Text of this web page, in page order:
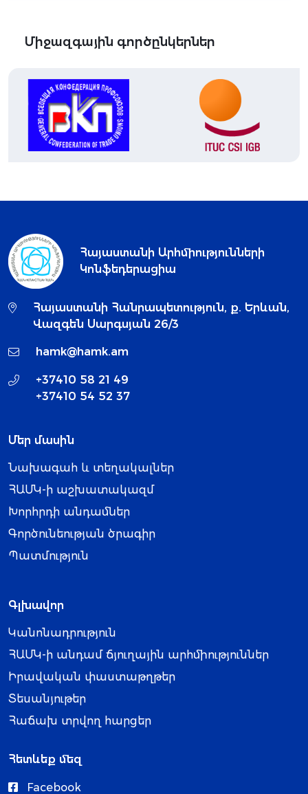
Միջազգային գործընկերներ
Հայաստանի Արհմիությունների
Կոնֆեդերացիա
Հայաստանի Հանրապետություն, ք. Երևան,
Վազգեն Սարգսյան 26/3
hamk@hamk.am
+37410 58 21 49
+37410 54 52 37
Մեր մասին
Նախագահ և տեղակալներ
ՀԱՄԿ-ի աշխատակազմ
Խորհրդի անդամներ
Գործունեության ծրագիր
Պատմություն
Գլխավոր
Կանոնադրություն
ՀԱՄԿ-ի անդամ ճյուղային արհմիություններ
Իրավական փաստաթղթեր
Տեսանյութեր
Հաճախ տրվող հարցեր
Հետևեք մեզ
Facebook